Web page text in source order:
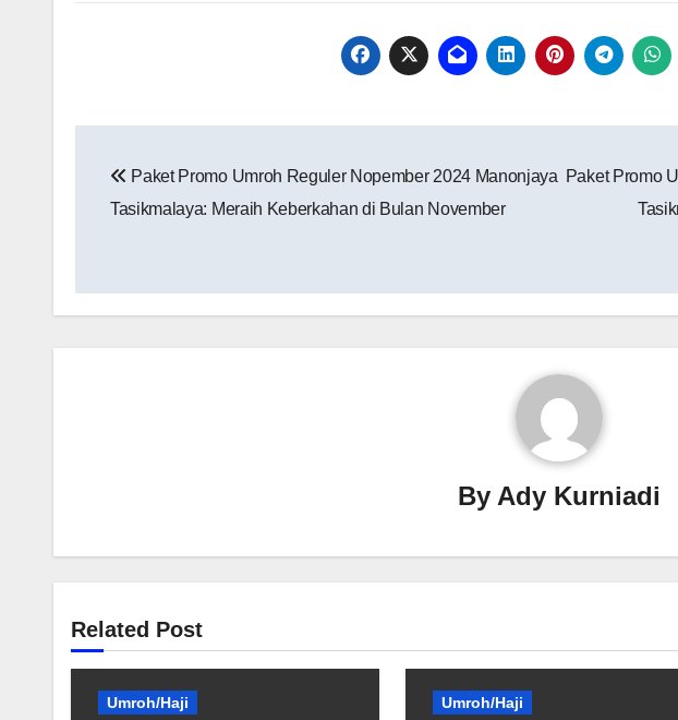
posPaket Promo Umroh Reguler Nopember 2024 Manonjaya
Tasikmalaya: Meraih Keberkahan di Bulan November
Paket Promo
By Ady Kurniadi
Related Post
Umroh/Haji Umroh/Haji